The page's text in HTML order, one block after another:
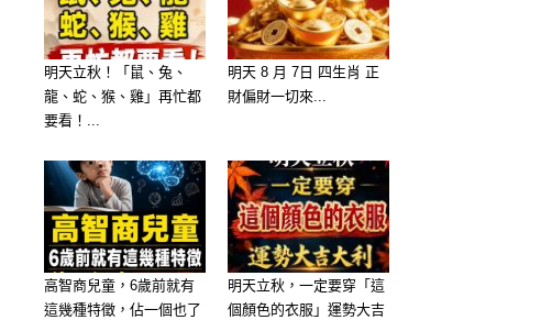
明天立秋！「鼠、兔、
龍、蛇、猴、雞」再忙都
要看！...
明天 8 月 7日 四生肖 正
財偏財一切來...
高智商兒童，6歲前就有
這幾種特徵，佔一個也了
明天立秋，一定要穿「這
個顏色的衣服」運勢大吉